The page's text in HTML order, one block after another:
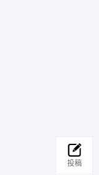
投稿